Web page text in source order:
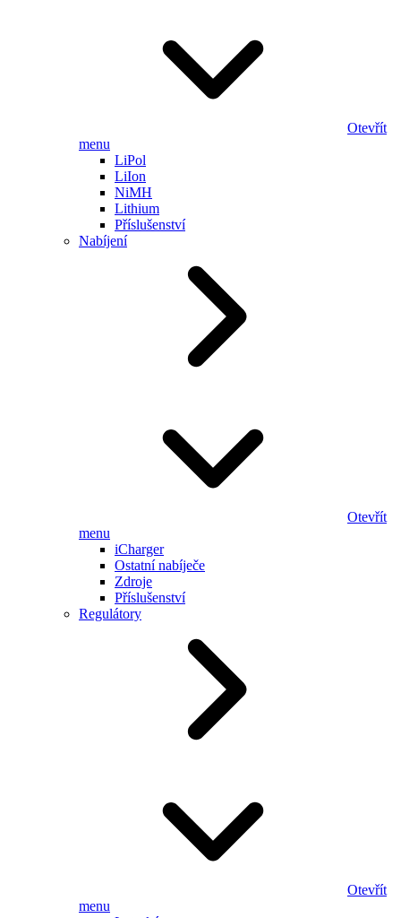
Otevřít
menu
LiPol
LiIon
NiMH
Lithium
Příslušenství
Nabíjení
Otevřít
menu
iCharger
Ostatní nabíječe
Zdroje
Příslušenství
Regulátory
Otevřít
menu